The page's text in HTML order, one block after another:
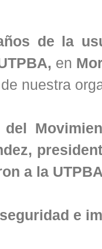
de la
en
de nuestra
a la
e